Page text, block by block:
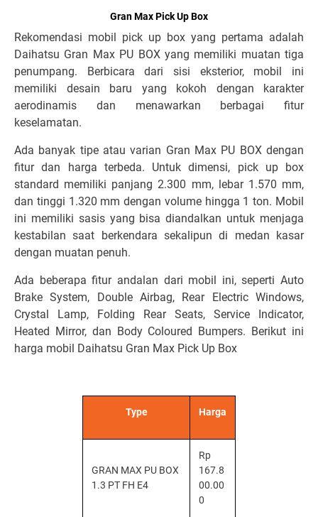
Gran Max Pick Up Box
Rekomendasi mobil pick up box yang pertama adalah
Daihatsu Gran Max PU BOX yang memiliki muatan tiga
penumpang. Berbicara dari sisi eksterior, mobil ini
memiliki desain baru yang kokoh dengan karakter
aerodinamis dan menawarkan berbagai fitur
keselamatan.
Ada banyak tipe atau varian Gran Max PU BOX dengan
fitur dan harga terbeda. Untuk dimensi, pick up box
standard memiliki panjang 2.300 mm, lebar 1.570 mm,
dan tinggi 1.320 mm dengan volume hingga 1 ton. Mobil
ini memiliki sasis yang bisa diandalkan untuk menjaga
kestabilan saat berkendara sekalipun di medan kasar
dengan muatan penuh.
Ada beberapa fitur andalan dari mobil ini, seperti Auto
Brake System, Double Airbag, Rear Electric Windows,
Crystal Lamp, Folding Rear Seats, Service Indicator,
Heated Mirror, dan Body Coloured Bumpers. Berikut ini
harga mobil Daihatsu Gran Max Pick Up Box
Type Harga
GRAN MAX PU BOX
1.3 PT FH E4
Rp
167.8
00.00
0